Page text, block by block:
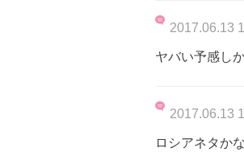
2017.06.13
ヤバい予感し
2017.06.13
ロシアネタかな